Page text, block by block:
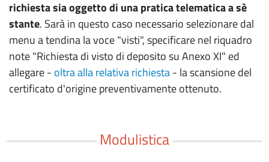
richiesta sia oggetto di una pratica telematica a sè
stante. Sarà in questo caso necessario selezionare dal
menu a tendina la voce "visti", specificare nel riquadro
note "Richiesta di visto di deposito su Anexo XI" ed
allegare - oltra alla relativa richiesta- la scansione del
certificato d'origine preventivamente ottenuto.
Modulistica